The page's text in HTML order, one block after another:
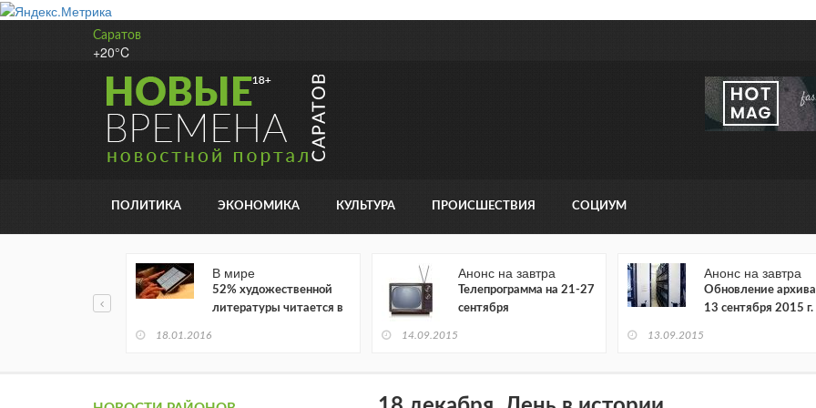
Саратов
+20°C
ПОЛИТИКА ЭКОНОМИКА КУЛЬТУРА ПРОИСШЕСТВИЯ СОЦИУМ
В мире
52% художественной
литературы читается в
18.01.2016
Анонс на завтра
Телепрограмма на 21-27
сентября
14.09.2015
Анонс на завтра
Обновление архива
13 сентября 2015 г.
13.09.2015